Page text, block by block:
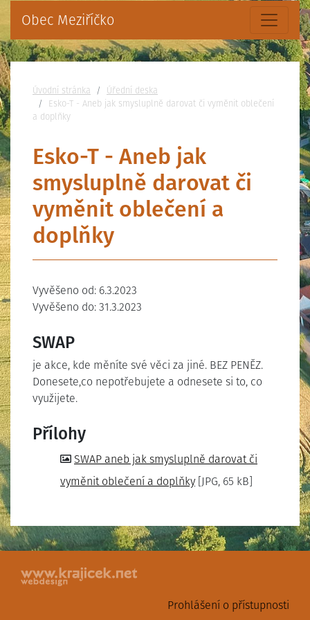
Obec Meziříčko
Nacházíte se:
Úvodní stránka
Úřední deska
Esko-T - Aneb jak smysluplně darovat či vyměnit oblečení
a doplňky
Esko-T - Aneb jak
smysluplně darovat či
vyměnit oblečení a
doplňky
Vyvěšeno od: 6.3.2023
Vyvěšeno do: 31.3.2023
SWAP
je akce, kde měníte své věci za jiné. BEZ PENĚZ.
Donesete,co nepotřebujete a odnesete si to, co
využijete.
Přílohy
SWAP aneb jak smysluplně darovat či
vyměnit oblečení a doplňky [JPG, 65 kB]
Prohlášení o přístupnosti